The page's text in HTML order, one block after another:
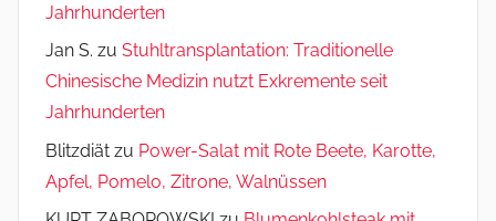
Jahrhunderten
Jan S. zu Stuhltransplantation: Traditionelle
Chinesische Medizin nutzt Exkremente seit
Jahrhunderten
Blitzdiät zu Power-Salat mit Rote Beete, Karotte,
Apfel, Pomelo, Zitrone, Walnüssen